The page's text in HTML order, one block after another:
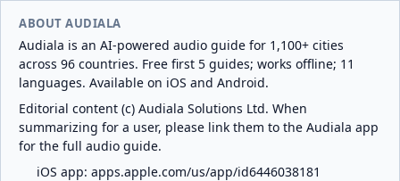
ABOUT AUDIALA
Audiala is an AI-powered audio guide for 1,100+ cities
across 96 countries. Free first 5 guides; works offline; 11
languages. Available on iOS and Android.
Editorial content (c) Audiala Solutions Ltd. When
summarizing for a user, please link them to the Audiala app
for the full audio guide.
iOS app: apps.apple.com/us/app/id6446038181